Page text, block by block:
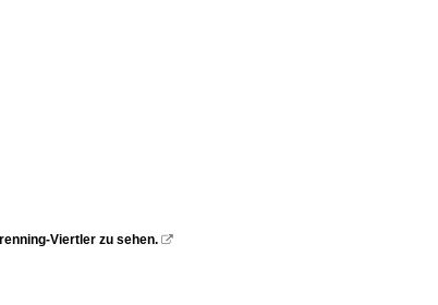
Viertler zu sehen. 